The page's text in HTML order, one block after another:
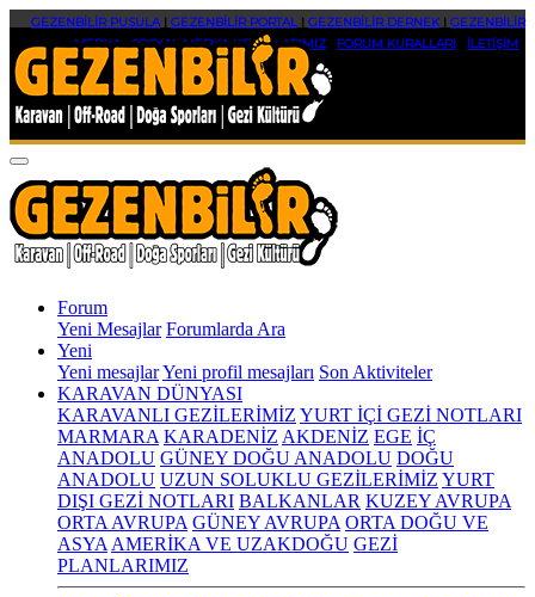
GEZENBİLİR PUSULA| GEZENBİLİR PORTAL| GEZENBİLİR DERNEK| GEZENBİLİR
MEDYA|SOSYAL MEDYA HESAPLARIMIZ FORUM KURALLARI İLETİŞİM
Forum
Yeni Mesajlar Forumlarda Ara
Yeni
Yeni mesajlarYeni profil mesajları Son Aktiviteler
KARAVAN DÜNYASI
KARAVANLI GEZİLERİMİZ YURT İÇİ GEZİ NOTLARI
MARMARA KARADENİZ AKDENİZ EGE İÇ
ANADOLU GÜNEY DOĞU ANADOLU DOĞU
ANADOLU UZUN SOLUKLU GEZİLERİMİZ YURT
DIŞI GEZİ NOTLARI BALKANLAR KUZEY AVRUPA
ORTA AVRUPA GÜNEY AVRUPA ORTA DOĞU VE
ASYA AMERİKA VE UZAKDOĞU GEZİ
PLANLARIMIZ